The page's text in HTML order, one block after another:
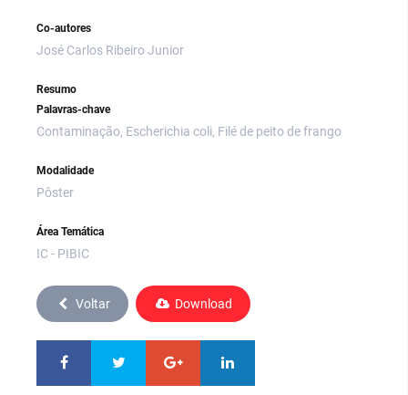
Co-autores
José Carlos Ribeiro Junior
Resumo
Palavras-chave
Contaminação, Escherichia coli, Filé de peito de frango
Modalidade
Pôster
Área Temática
IC - PIBIC
Voltar Download